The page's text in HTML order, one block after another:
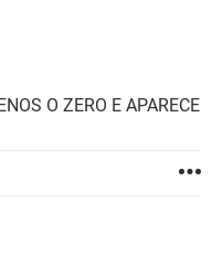
O ZERO E APARECE